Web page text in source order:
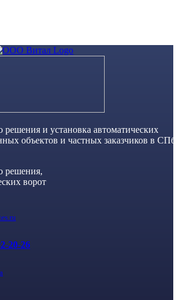
и установка автоматических
объектов и частных заказчиков в СПб
решения,
ворот
20-26